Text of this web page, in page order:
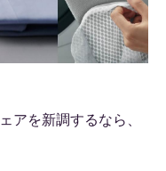
アを新調するなら、